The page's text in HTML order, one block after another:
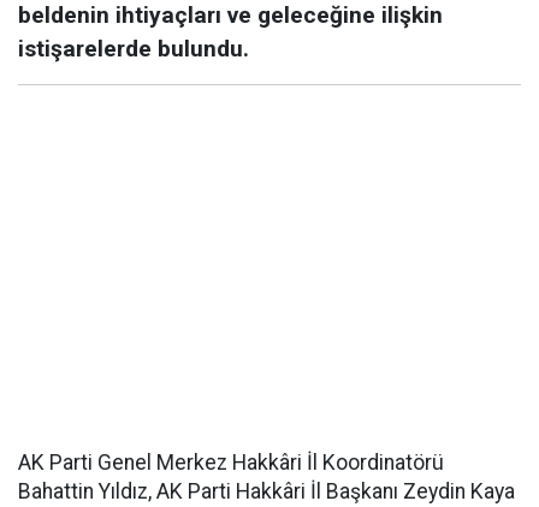
beldenin ihtiyaçları ve geleceğine ilişkin
istişarelerde bulundu.
AK Parti Genel Merkez Hakkâri İl Koordinatörü
Bahattin Yıldız, AK Parti Hakkâri İl Başkanı Zeydin Kaya